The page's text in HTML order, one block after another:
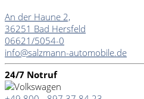
An der Haune 2,
36251 Bad Hersfeld
06621/5054-0
info@salzmann-automobile.de
24/7 Notruf